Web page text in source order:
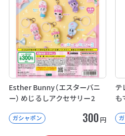
Esther Bunny（エスターバニ
ー） めじるしアクセサリー2
ガシャポン 300 円
テ
も